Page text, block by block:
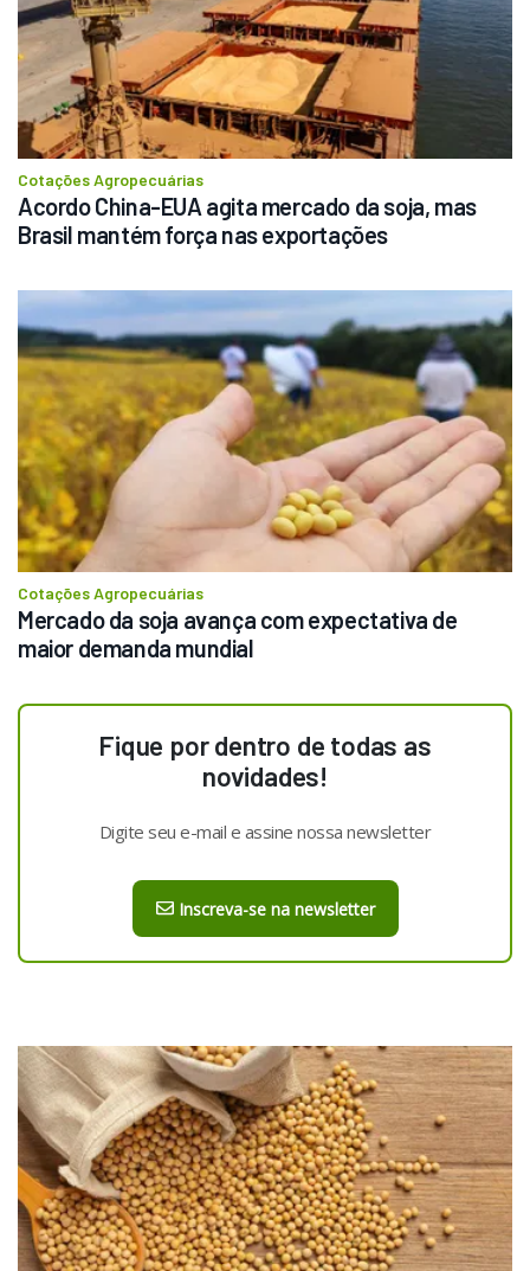
Cotações Agropecuárias
Acordo China-EUA agita mercado da soja, mas
Brasil mantém força nas exportações
Cotações Agropecuárias
Mercado da soja avança com expectativa de
maior demanda mundial
Fique por dentro de todas as
novidades!
Digite seu e-mail e assine nossa newsletter
Inscreva-se na newsletter